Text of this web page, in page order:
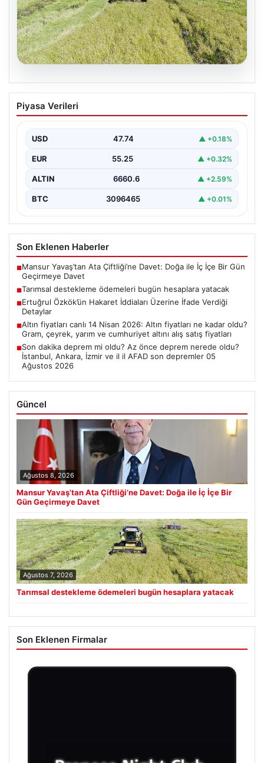
07.08.2026
Tarımsal destekleme ödemeleri bugün
hesaplara yatacak
Piyasa Verileri
USD 47.74 ▲ +0.18%
EUR 55.25 ▲ +0.32%
ALTIN 6660.6 ▲ +2.59%
BTC 3096465 ▲ +0.01%
Son Eklenen Haberler
■Mansur Yavaş’tan Ata Çiftliği’ne Davet: Doğa ile İç İçe Bir Gün
Geçirmeye Davet
■Tarımsal destekleme ödemeleri bugün hesaplara yatacak
■Ertuğrul Özkök’ün Hakaret İddiaları Üzerine İfade Verdiği
Detaylar
■Altın fiyatları canlı 14 Nisan 2026: Altın fiyatları ne kadar oldu?
Gram, çeyrek, yarım ve cumhuriyet altını alış satış fiyatları
■Son dakika deprem mi oldu? Az önce deprem nerede oldu?
İstanbul, Ankara, İzmir ve il il AFAD son depremler 05
Ağustos 2026
Güncel
Ağustos 8, 2026
Mansur Yavaş’tan Ata Çiftliği’ne Davet: Doğa ile İç İçe Bir
Gün Geçirmeye Davet
Ağustos 7, 2026
Tarımsal destekleme ödemeleri bugün hesaplara yatacak
Son Eklenen Firmalar